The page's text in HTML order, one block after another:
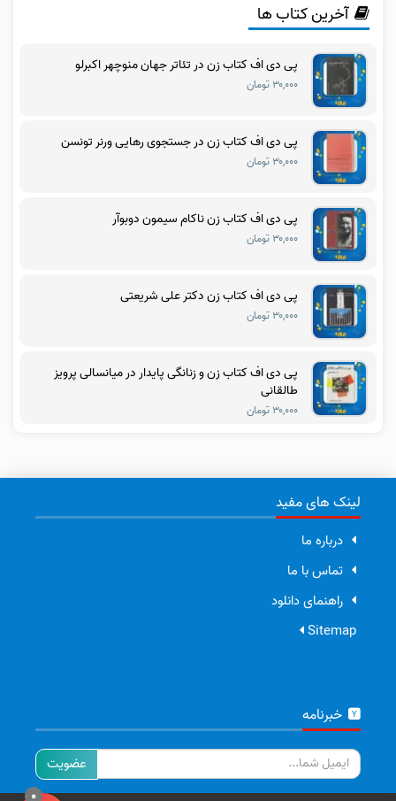
آخرین کتاب ها
پی دی اف کتاب زن در تئاتر جهان منوچهر اکبرلو
۳۰,۰۰۰ تومان
پی دی اف کتاب زن در جستجوی رهایی ورنر تونسن
۳۰,۰۰۰ تومان
پی دی اف کتاب زن ناکام سیمون دوبوآر
۳۰,۰۰۰ تومان
پی دی اف کتاب زن دکتر علی شریعتی
۳۰,۰۰۰ تومان
پی دی اف کتاب زن و زنانگی پایدار در میانسالی پرویز
طالقانی
۳۰,۰۰۰ تومان
لینک های مفید
درباره ما
تماس با ما
راهنمای دانلود
Sitemap
خبرنامه
ایمیل
0